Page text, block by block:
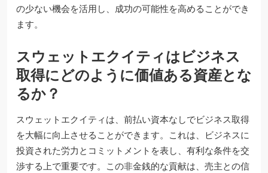
の少ない機会を活用し、成功の可能性を高めることができ
ます。
スウェットエクイティはビジネス
取得にどのように価値ある資産とな
るか？
スウェットエクイティは、前払い資本なしでビジネス取得
を大幅に向上させることができます。これは、ビジネスに
投資された労力とコミットメントを表し、有利な条件を交
渉する上で重要です。この非金銭的な貢献は、売主との信